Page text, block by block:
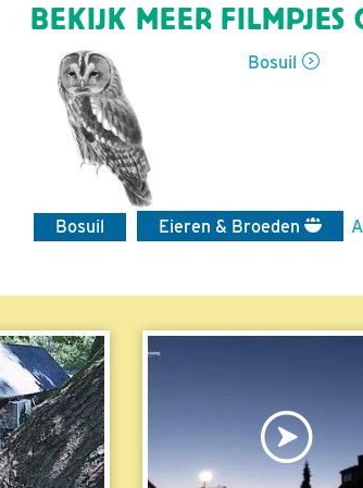
BEKIJK MEER FILMPJES
Bosuil
Bosuil Eieren & Broeden